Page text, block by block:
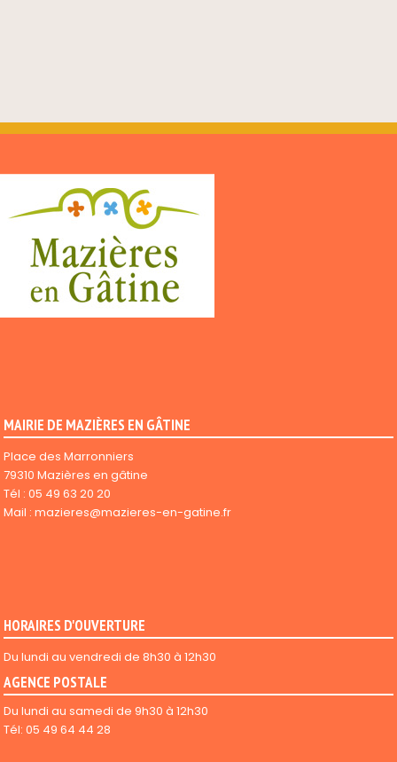
MAIRIE DE MAZIÈRES EN GÂTINE
Place des Marronniers
79310 Mazières en gâtine
Tél : 05 49 63 20 20
Mail : mazieres@mazieres-en-gatine.fr
HORAIRES D'OUVERTURE
Du lundi au vendredi de 8h30 à 12h30
AGENCE POSTALE
Du lundi au samedi de 9h30 à 12h30
Tél: 05 49 64 44 28